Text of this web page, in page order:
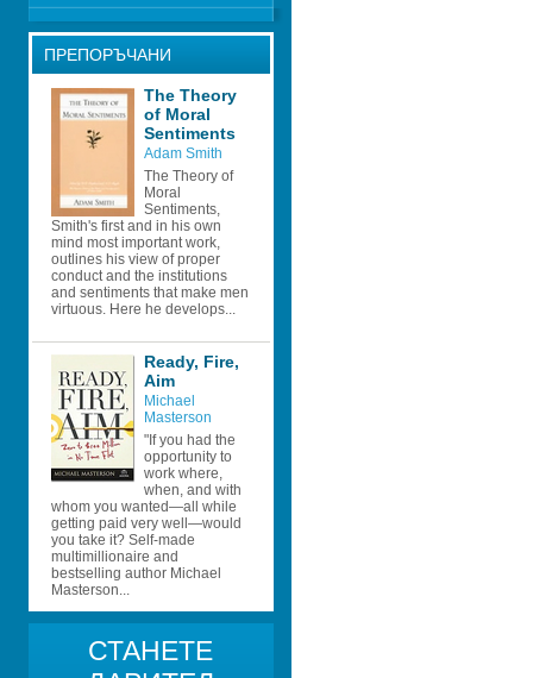
ПРЕПОРЪЧАНИ
The Theory
of Moral
Sentiments
Adam Smith
The Theory of
Moral
Sentiments,
Smith's first and in his own
mind most important work,
outlines his view of proper
conduct and the institutions
and sentiments that make men
virtuous. Here he develops...
Ready, Fire,
Aim
Michael
Masterson
"If you had the
opportunity to
work where,
when, and with
whom you wanted—all while
getting paid very well—would
you take it? Self-made
multimillionaire and
bestselling author Michael
Masterson...
СТАНЕТЕ